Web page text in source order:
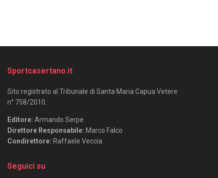
Sportcasertano.it
Sito registrato al Tribunale di Santa Maria Capua Vetere
n° 758/2010.
Editore: Armando Serpe
Direttore Responsabile: Marco Falco
Condirettore: Raffaele Veccia
Seguici su